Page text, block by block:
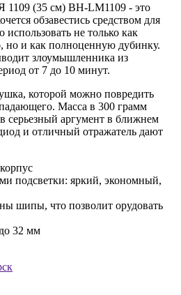
(35 см) BH-LM1109 - это
обзавестись средством для
не только как
но и как полноценную дубинку.
злоумышленника из
от 7 до 10 минут.
которой можно повредить
Масса в 300 грамм
серьезный аргумент в ближнем
и отличный отражатель дают
подсветки: яркий, экономный,
шипы, что позволит орудовать
32 мм